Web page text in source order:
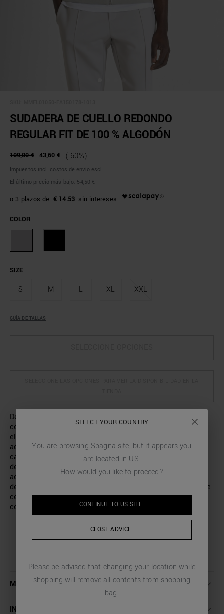
SUDADERA DE CUELLO REDONDO
REGULAR FIT DE 100 % ALGODÓN
109,00 € 43,60 € (-60%)
Impuestos incl. costos de envío escl.
El último precio más bajo: 54,50 €
€ 14.53
COLOR
SIZE
S M L XL XXL
GUÍA DE TALLAS
Descubre el nuevo chaleco de Antony Morato,
confeccionado con relleno sintético Sorona Aura®: la
elección perfecta para quienes buscan el equilibrio
adecuado entre calidez y libertad de movimiento. Se
caracteriza por un motivo de rayas verticales en la parte
delantera, en contraste con la parte posterior de felpa en
acabado liso. El cuello y el bajo acanalados añaden un
detalle refinado a la prenda, mientras que el práctico cierre
central y los bolsillos ribeteados aportan practicidad y
comodidad.
MÁS INFORMACIÓN
INSTRUCCIONES DE LAVADO
SELECT YOUR COUNTRY
You are browsing Spagna site, but it appears you
are located in US.
How would you like to proceed?
CONTINUE TO US SITE.
CLOSE ADVICE.
Please be advised that changing your location while
shopping will remove all contents from shopping
bag.